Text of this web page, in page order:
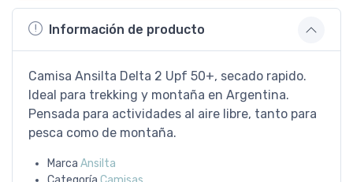
Información de producto
Camisa Ansilta Delta 2 Upf 50+, secado rapido.
Ideal para trekking y montaña en Argentina.
Pensada para actividades al aire libre, tanto para
pesca como de montaña.
Marca Ansilta